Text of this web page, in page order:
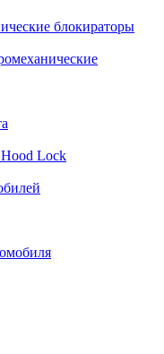
блокираторы
Hood Lock